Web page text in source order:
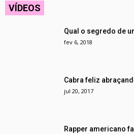
VÍDEOS
Qual o segredo de
fev 6, 2018
Cabra feliz
jul 20, 2017
Rapper americano